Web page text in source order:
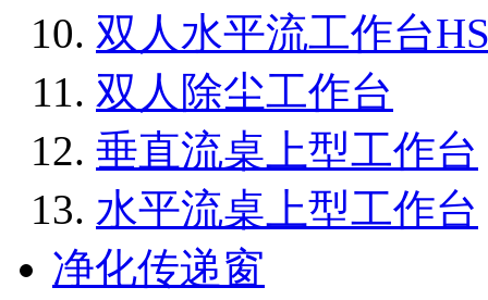
双人水平流工作台
双人除尘工作台
垂直流桌上型工作台
水平流桌上型工作台
净化传递窗